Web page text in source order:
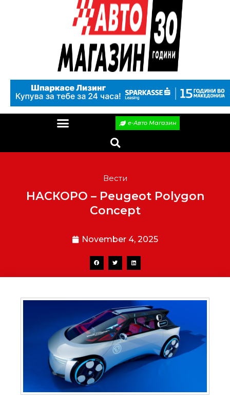
е-Авто Магазин
Вести
НАСКОРО – Peugeot Polygon
Concept
November 4, 2025